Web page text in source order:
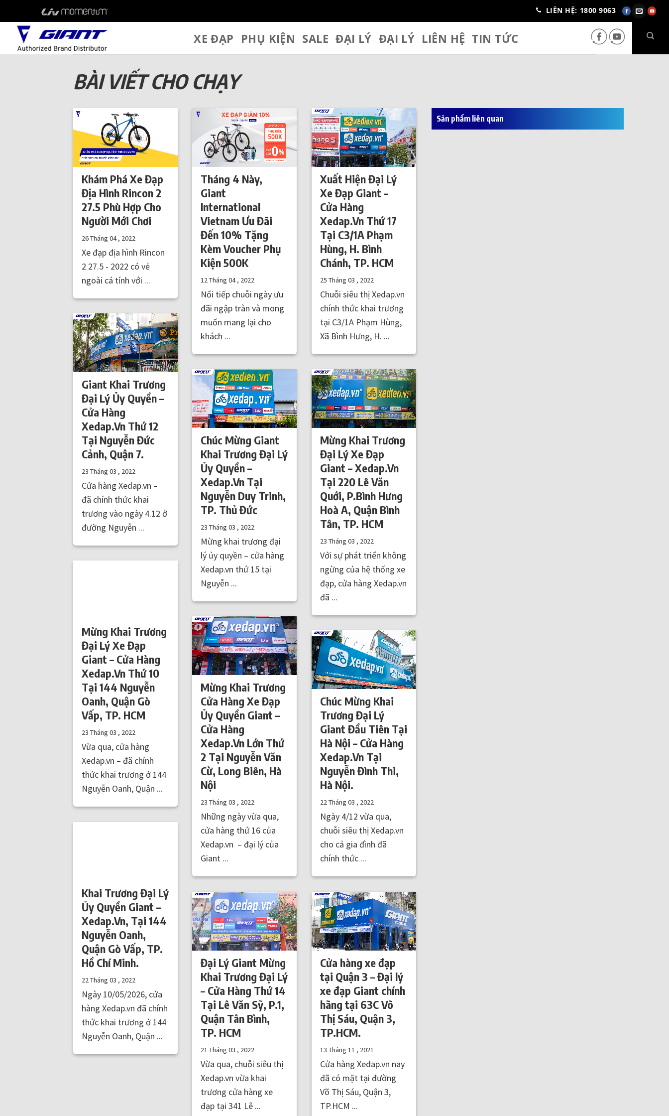
content
LIÊN HỆ: 1800 9063
XE ĐẠP PHỤ KIỆN SALE ĐẠI LÝ ĐẠI LÝ LIÊN HỆ TIN TỨC
BÀI VIẾT CHO CHẠY
Khám Phá Xe Đạp
Địa Hình Rincon 2
27.5 Phù Hợp Cho
Người Mới Chơi
26 Tháng 04 , 2022
Xe đạp địa hình Rincon
2 27.5 - 2022 có vẻ
ngoài cá tính với ...
Tháng 4 Này,
Giant
International
Vietnam Ưu Đãi
Đến 10% Tặng
Kèm Voucher Phụ
Kiện 500K
12 Tháng 04 , 2022
Nối tiếp chuỗi ngày ưu
đãi ngập tràn và mong
muốn mang lại cho
khách ...
Xuất Hiện Đại Lý
Xe Đạp Giant –
Cửa Hàng
Xedap.Vn Thứ 17
Tại C3/1A Phạm
Hùng, H. Bình
Chánh, TP. HCM
25 Tháng 03 , 2022
Chuỗi siêu thị Xedap.vn
chính thức khai trương
tại C3/1A Phạm Hùng,
Xã Bình Hưng, H. ...
Giant Khai Trương
Đại Lý Ủy Quyền –
Cửa Hàng
Xedap.Vn Thứ 12
Tại Nguyễn Đức
Cảnh, Quận 7.
23 Tháng 03 , 2022
Cửa hàng Xedap.vn –
đã chính thức khai
trương vào ngày 4.12 ở
đường Nguyễn ...
Chúc Mừng Giant
Khai Trương Đại Lý
Ủy Quyền –
Xedap.Vn Tại
Nguyễn Duy Trinh,
TP. Thủ Đức
23 Tháng 03 , 2022
Mừng khai trương đại
lý ủy quyền – cửa hàng
Xedap.vn thứ 15 tại
Nguyễn ...
Mừng Khai Trương
Đại Lý Xe Đạp
Giant – Xedap.Vn
Tại 220 Lê Văn
Quới, P.Bình Hưng
Hoà A, Quận Bình
Tân, TP. HCM
23 Tháng 03 , 2022
Với sự phát triển không
ngừng của hệ thống xe
đạp, cửa hàng Xedap.vn
đã ...
Mừng Khai Trương
Đại Lý Xe Đạp
Giant – Cửa Hàng
Xedap.Vn Thứ 10
Tại 144 Nguyễn
Oanh, Quận Gò
Vấp, TP. HCM
23 Tháng 03 , 2022
Vừa qua, cửa hàng
Xedap.vn – đã chính
thức khai trương ở 144
Nguyễn Oanh, Quận ...
Mừng Khai Trương
Cửa Hàng Xe Đạp
Ủy Quyền Giant –
Cửa Hàng
Xedap.Vn Lớn Thứ
2 Tại Nguyễn Văn
Cừ, Long Biên, Hà
Nội
23 Tháng 03 , 2022
Những ngày vừa qua,
cửa hàng thứ 16 của
Xedap.vn – đại lý của
Giant ...
Chúc Mừng Khai
Trương Đại Lý
Giant Đầu Tiên Tại
Hà Nội – Cửa Hàng
Xedap.Vn Tại
Nguyễn Đình Thi,
Hà Nội.
22 Tháng 03 , 2022
Ngày 4/12 vừa qua,
chuỗi siêu thị Xedap.vn
cho cả gia đình đã
chính thức ...
Khai Trương Đại Lý
Ủy Quyền Giant –
Xedap.Vn, Tại 144
Nguyễn Oanh,
Quận Gò Vấp, TP.
Hồ Chí Minh.
22 Tháng 03 , 2022
Ngày 10/05/2026, cửa
hàng Xedap.vn đã chính
thức khai trương ở 144
Nguyễn Oanh, Quận ...
Đại Lý Giant Mừng
Khai Trương Đại Lý
– Cửa Hàng Thứ 14
Tại Lê Văn Sỹ, P.1,
Quận Tân Bình,
TP. HCM
21 Tháng 03 , 2022
Vừa qua, chuỗi siêu thị
Xedap.vn vừa khai
trương cửa hàng xe
đạp tại 341 Lê ...
Cửa hàng xe đạp
tại Quận 3 – Đại lý
xe đạp Giant chính
hãng tại 63C Võ
Thị Sáu, Quận 3,
TP.HCM.
13 Tháng 11 , 2021
Cửa hàng Xedap.vn nay
đã có mặt tại đường
Võ Thị Sáu, Quận 3,
TP.HCM ...
Sản phẩm liên quan